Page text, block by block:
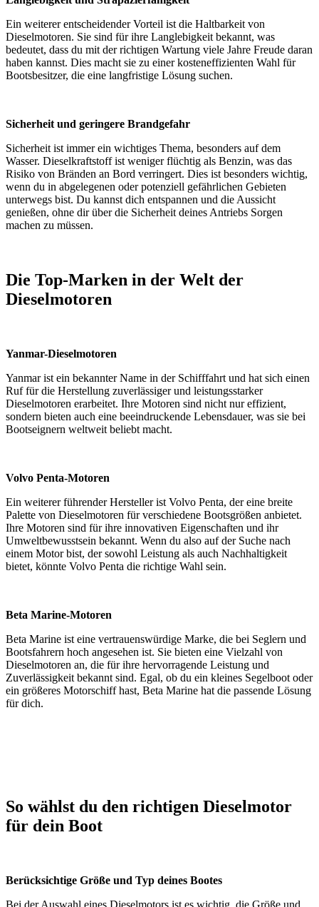
Ein weiterer entscheidender Vorteil ist die Haltbarkeit von
Dieselmotoren. Sie sind für ihre Langlebigkeit bekannt, was
bedeutet, dass du mit der richtigen Wartung viele Jahre Freude daran
haben kannst. Dies macht sie zu einer kosteneffizienten Wahl für
Bootsbesitzer, die eine langfristige Lösung suchen.
Sicherheit und geringere Brandgefahr
Sicherheit ist immer ein wichtiges Thema, besonders auf dem
Wasser. Dieselkraftstoff ist weniger flüchtig als Benzin, was das
Risiko von Bränden an Bord verringert. Dies ist besonders wichtig,
wenn du in abgelegenen oder potenziell gefährlichen Gebieten
unterwegs bist. Du kannst dich entspannen und die Aussicht
genießen, ohne dir über die Sicherheit deines Antriebs Sorgen
machen zu müssen.
Die Top-Marken in der Welt der
Dieselmotoren
Yanmar-Dieselmotoren
Yanmar ist ein bekannter Name in der Schifffahrt und hat sich einen
Ruf für die Herstellung zuverlässiger und leistungsstarker
Dieselmotoren erarbeitet. Ihre Motoren sind nicht nur effizient,
sondern bieten auch eine beeindruckende Lebensdauer, was sie bei
Bootseignern weltweit beliebt macht.
Volvo Penta-Motoren
Ein weiterer führender Hersteller ist Volvo Penta, der eine breite
Palette von Dieselmotoren für verschiedene Bootsgrößen anbietet.
Ihre Motoren sind für ihre innovativen Eigenschaften und ihr
Umweltbewusstsein bekannt. Wenn du also auf der Suche nach
einem Motor bist, der sowohl Leistung als auch Nachhaltigkeit
bietet, könnte Volvo Penta die richtige Wahl sein.
Beta Marine-Motoren
Beta Marine ist eine vertrauenswürdige Marke, die bei Seglern und
Bootsfahrern hoch angesehen ist. Sie bieten eine Vielzahl von
Dieselmotoren an, die für ihre hervorragende Leistung und
Zuverlässigkeit bekannt sind. Egal, ob du ein kleines Segelboot oder
ein größeres Motorschiff hast, Beta Marine hat die passende Lösung
für dich.
So wählst du den richtigen Dieselmotor
für dein Boot
Berücksichtige Größe und Typ deines Bootes
Bei der Auswahl eines Dieselmotors ist es wichtig, die Größe und